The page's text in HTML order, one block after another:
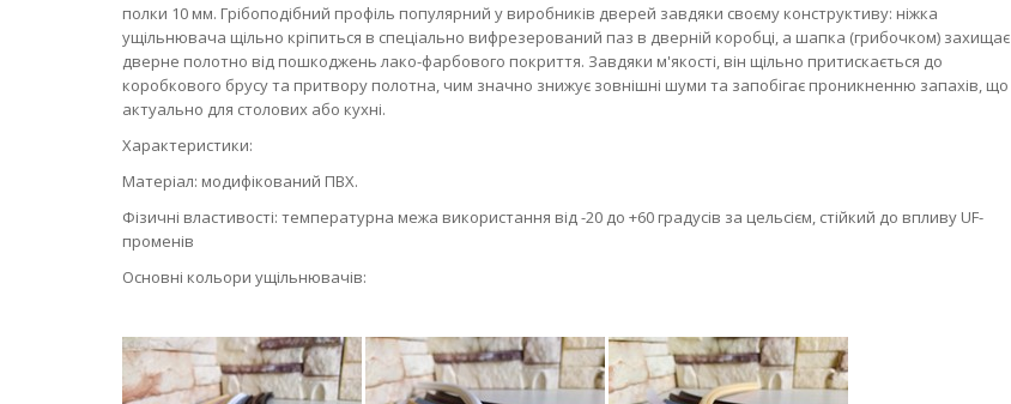
полки 10 мм. Грібоподібний профіль популярний у виробників дверей завдяки своєму конструктиву: ніжка
ущільнювача щільно кріпиться в спеціально вифрезерований паз в дверній коробці, а шапка (грибочком) захищає
дверне полотно від пошкоджень лако-фарбового покриття. Завдяки м'якості, він щільно притискається до
коробкового брусу та притвору полотна, чим значно знижує зовнішні шуми та запобігає проникненню запахів, що
актуально для столових або кухні.
Характеристики:
Матеріал: модифікований ПВХ.
Фізичні властивості: температурна межа використання від -20 до +60 градусів за цельсієм, стійкий до впливу UF-
променів
Основні кольори ущільнювачів: